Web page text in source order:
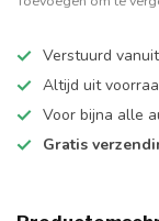
Verstuurd
Altijd uit
Voor bijna alle
Gratis